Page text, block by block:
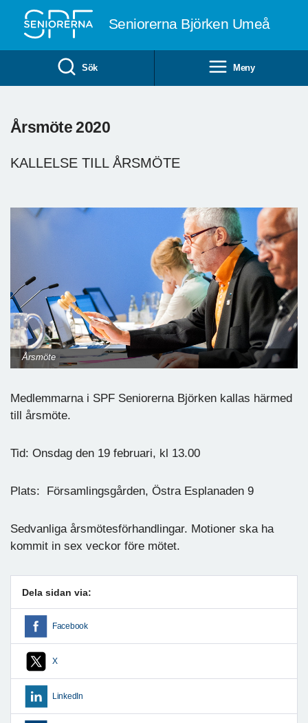
Seniorerna Björken Umeå
Sök Meny
Årsmöte 2020
KALLELSE TILL ÅRSMÖTE
Årsmöte
Medlemmarna i SPF Seniorerna Björken kallas härmed
till årsmöte.
Tid: Onsdag den 19 februari, kl 13.00
Plats: Församlingsgården, Östra Esplanaden 9
Sedvanliga årsmötesförhandlingar. Motioner ska ha
kommit in sex veckor före mötet.
Dela sidan via:
Facebook
X
LinkedIn